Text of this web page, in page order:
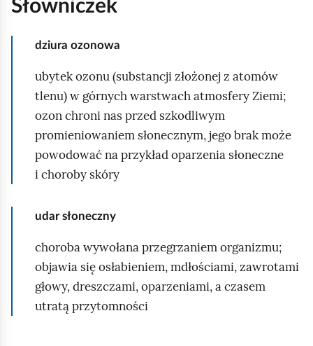
Słowniczek
dziura ozonowa
ubytek ozonu (substancji złożonej z atomów
tlenu) w górnych warstwach atmosfery Ziemi;
ozon chroni nas przed szkodliwym
promieniowaniem słonecznym, jego brak może
powodować na przykład oparzenia słoneczne
i choroby skóry
udar słoneczny
choroba wywołana przegrzaniem organizmu;
objawia się osłabieniem, mdłościami, zawrotami
głowy, dreszczami, oparzeniami, a czasem
utratą przytomności